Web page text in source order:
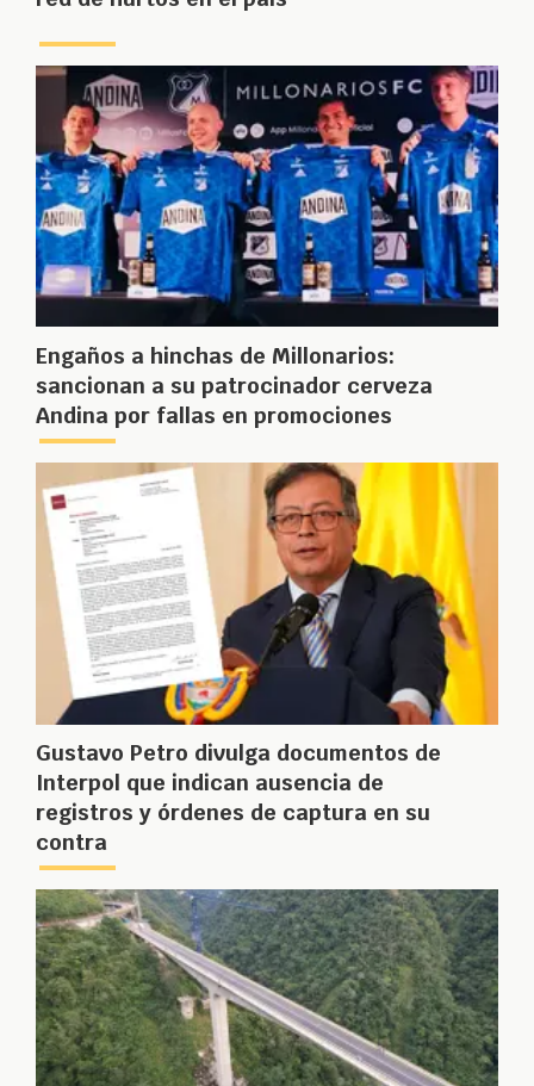
Engaños a hinchas de Millonarios:
sancionan a su patrocinador cerveza
Andina por fallas en promociones
Gustavo Petro divulga documentos de
Interpol que indican ausencia de
registros y órdenes de captura en su
contra